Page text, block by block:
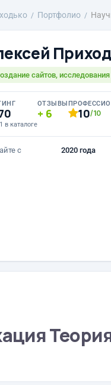
Портфолио
сайтов,
в каталоге
ОТЗЫВЫ
6 10/10
с 2020 года